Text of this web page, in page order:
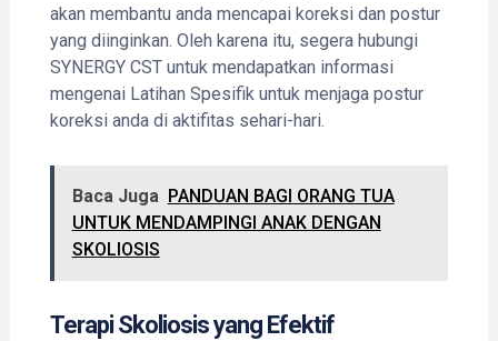
akan membantu anda mencapai koreksi dan postur
yang diinginkan. Oleh karena itu, segera hubungi
SYNERGY CST untuk mendapatkan informasi
mengenai Latihan Spesifik untuk menjaga postur
koreksi anda di aktifitas sehari-hari.
Baca Juga PANDUAN BAGI ORANG TUA
UNTUK MENDAMPINGI ANAK DENGAN
SKOLIOSIS
Terapi Skoliosis yang Efektif